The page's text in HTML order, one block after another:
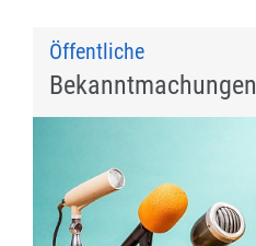
Öffentliche
Bekanntmachungen